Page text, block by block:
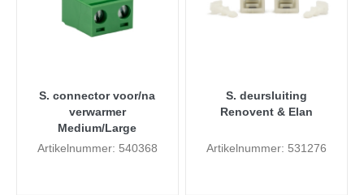
S. connector voor/na
verwarmer
Medium/Large
Artikelnummer: 540368
S. deursluiting
Renovent & Elan
Artikelnummer: 531276